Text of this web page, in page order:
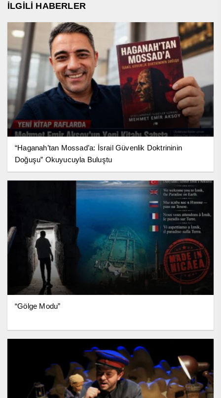
İLGİLİ HABERLER
“Haganah’tan Mossad’a: İsrail Güvenlik Doktrininin
Doğuşu” Okuyucuyla Buluştu
“Gölge Modu”